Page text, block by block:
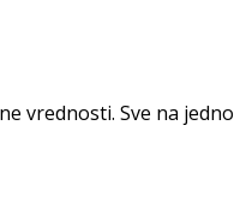
vrednosti. Sve na